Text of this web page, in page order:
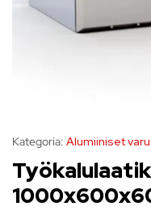
Kategoria: Alumiiniset